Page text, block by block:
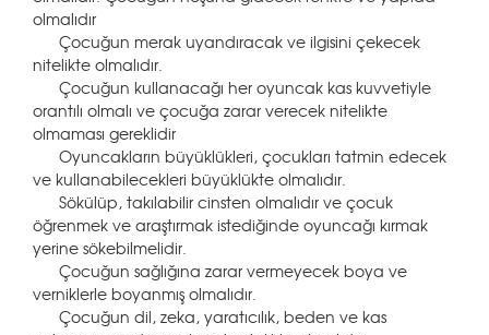
olmalıdır
Çocuğun merak uyandıracak ve ilgisini çekecek
nitelikte olmalıdır.
Çocuğun kullanacağı her oyuncak kas kuvvetiyle
orantılı olmalı ve çocuğa zarar verecek nitelikte
olmaması gereklidir
Oyuncakların büyüklükleri, çocukları tatmin edecek
ve kullanabilecekleri büyüklükte olmalıdır.
Sökülüp, takılabilir cinsten olmalıdır ve çocuk
öğrenmek ve araştırmak istediğinde oyuncağı kırmak
yerine sökebilmelidir.
Çocuğun sağlığına zarar vermeyecek boya ve
verniklerle boyanmış olmalıdır.
Çocuğun dil, zeka, yaratıcılık, beden ve kas